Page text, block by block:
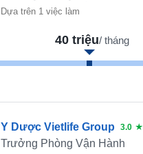
Dựa trên 1 việc làm
40 triệu/ tháng
Y Dược Vietlife Group 3.0 ★
Trưởng Phòng Vận Hành